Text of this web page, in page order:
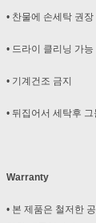
• 찬물에 손세탁 권장
• 드라이 클리닝 가능
• 기계건조 금지
• 뒤집어서 세탁후
Warranty
• 본 제품은 철저한